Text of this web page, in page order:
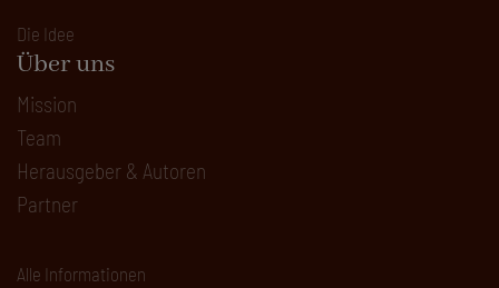
Die Idee
Über uns
Mission
Team
Herausgeber & Autoren
Partner
Alle Informationen